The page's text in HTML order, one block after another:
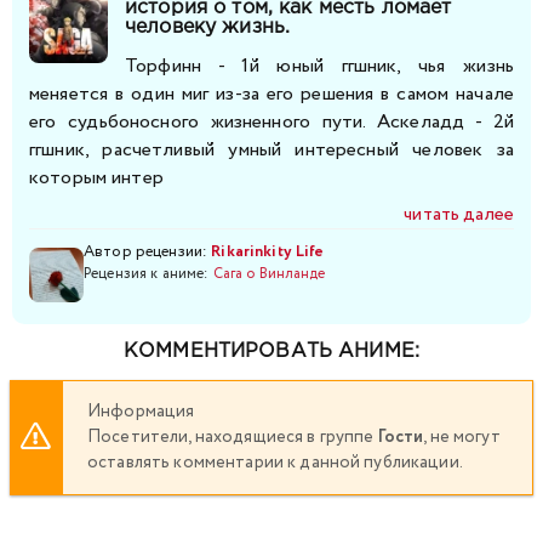
история о том, как месть ломает
человеку жизнь.
Торфинн - 1й юный ггшник, чья жизнь
меняется в один миг из-за его решения в самом начале
его судьбоносного жизненного пути. Аскеладд - 2й
ггшник, расчетливый умный интересный человек за
которым интер
читать далее
Автор рецензии: Rikarinkity Life
Рецензия к аниме: Сага о Винланде
КОММЕНТИРОВАТЬ АНИМЕ:
Информация
Посетители, находящиеся в группе Гости, не могут
оставлять комментарии к данной публикации.